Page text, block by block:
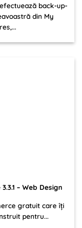
back-up-
din My
– Web Design
gratuit care îți
pentru...